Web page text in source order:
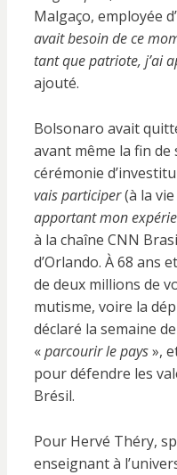
Malgaço, employée
avait besoin de ce
tant que patriote, j’ai
ajouté.
Bolsonaro avait
avant même la fin
cérémonie
vais participer(à la
apportant mon
à la chaîne CNN
d’Orlando. À 68 ans
de deux millions de
mutisme, voire la
déclaré la semaine
«parcourir le pays»,
pour défendre les
Brésil.
Pour Hervé Théry,
enseignant à